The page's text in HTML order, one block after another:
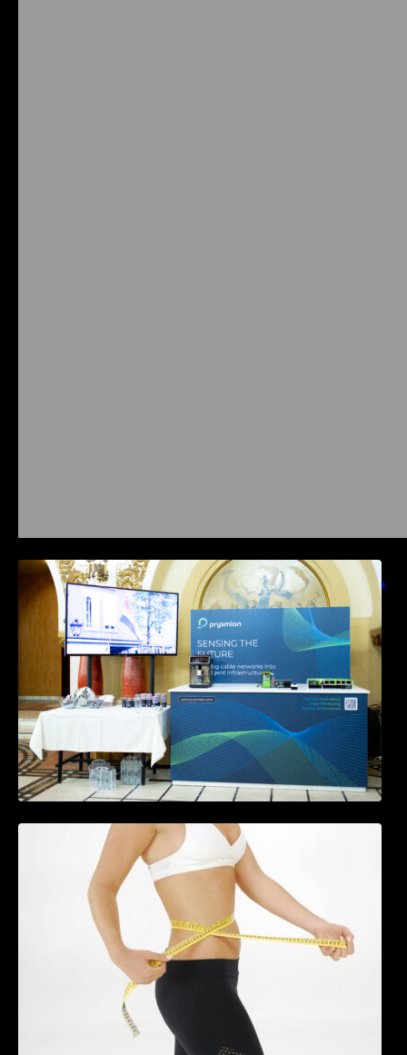
Prysmian aduce la COMM26 tehnologii de
sensing si Digital Energy pentru monitorizarea
in timp real a infrastrucrutilor critice
Tratamentul Wegovy® generează o scădere
în greutate de până la 22,6% la femei în
perioada menopauzei și reduce la jumătate
riscul de migrene